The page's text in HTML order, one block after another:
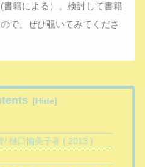
籍による）。検討して書籍
で、ぜひ覗いてみてくださ
樋口愉美子著 ( 2013 )